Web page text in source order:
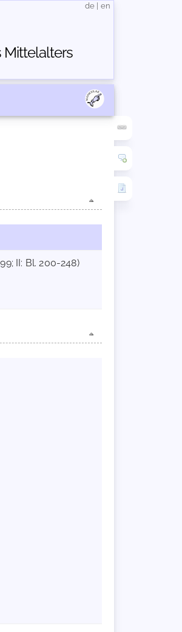
Mittelalters
de en
II: Bl. 200-248)